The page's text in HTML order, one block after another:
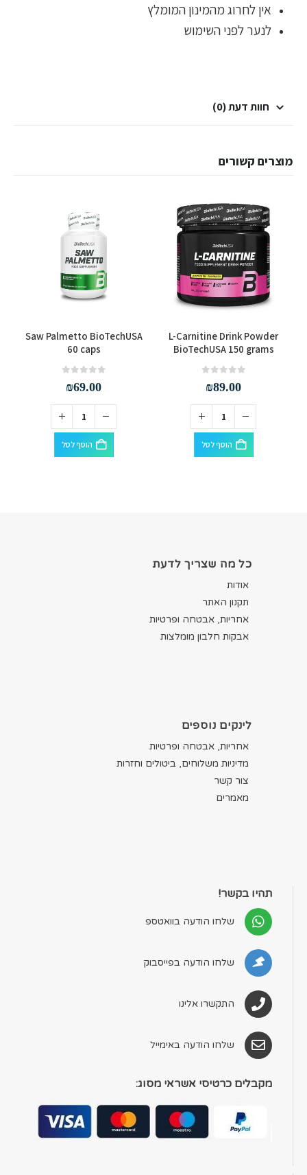
אין לחרוג מהמינון המומלץ
לנער לפני השימוש
חוות דעת (0)
מוצרים קשורים
L-Carnitine Drink Powder
BioTechUSA 150 grams
₪89.00
הוסף לסל
Saw Palmetto BioTechUSA
60 caps
₪69.00
הוסף לסל
כל מה שצריך לדעת
אודות
תקנון האתר
אחריות, אבטחה ופרטיות
אבקות חלבון מומלצות
לינקים נוספים
אחריות, אבטחה ופרטיות
מדיניות משלוחים, ביטולים וחזרות
צור קשר
מאמרים
תהיו בקשר!
שלחו הודעה בוואטספ
שלחו הודעה בפייסבוק
התקשרו אלינו
שלחו הודעה באימייל
מקבלים כרטיסי אשראי מסוג: